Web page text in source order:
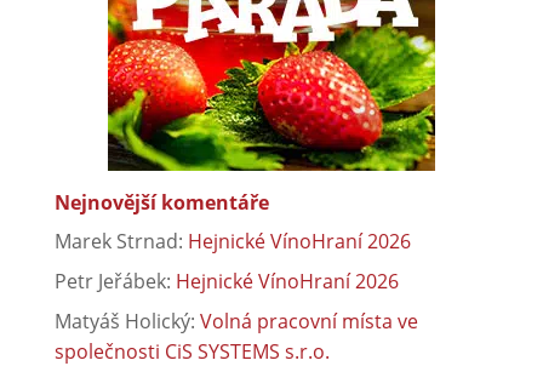
Nejnovější komentáře
Marek Strnad: Hejnické VínoHraní 2026
Petr Jeřábek: Hejnické VínoHraní 2026
Matyáš Holický: Volná pracovní místa ve
společnosti CiS SYSTEMS s.r.o.